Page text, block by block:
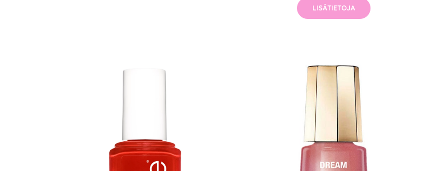
LISÄTIETOJA
Kaikki IdealofMeDin tuotteet -20 %!
ja saat nyt myös -200 €
KATSO TARJOUS